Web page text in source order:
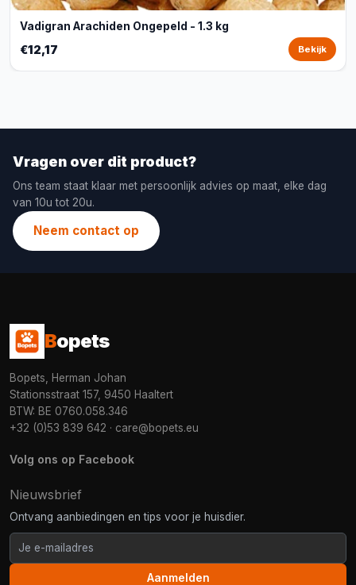
Vadigran Arachiden Ongepeld - 1.3 kg
€12,17 Bekijk
Vragen over dit product?
Ons team staat klaar met persoonlijk advies op maat, elke dag
van 10u tot 20u.
Neem contact op
Bopets
Bopets, Herman Johan
Stationsstraat 157, 9450 Haaltert
BTW: BE 0760.058.346
+32 (0)53 839 642 · care@bopets.eu
Volg ons op Facebook
Nieuwsbrief
Ontvang aanbiedingen en tips voor je huisdier.
Aanmelden